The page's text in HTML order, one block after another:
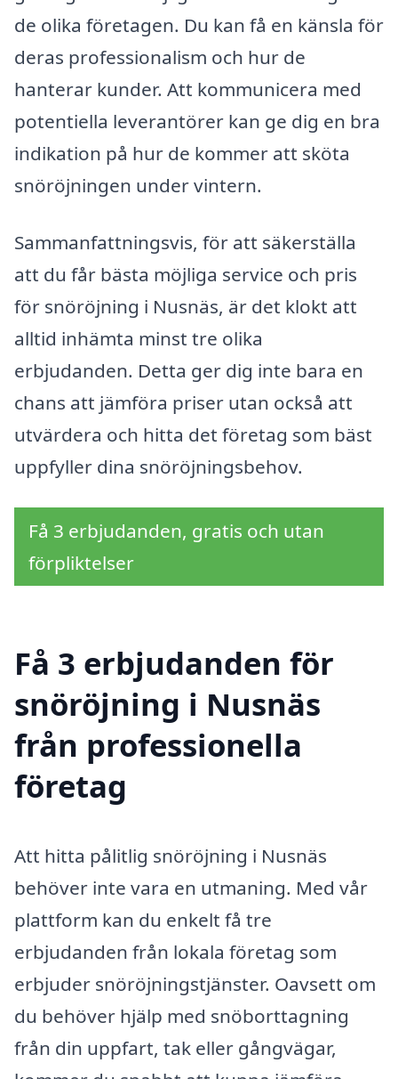
de olika företagen. Du kan få en känsla för
deras professionalism och hur de
hanterar kunder. Att kommunicera med
potentiella leverantörer kan ge dig en bra
indikation på hur de kommer att sköta
snöröjningen under vintern.
Sammanfattningsvis, för att säkerställa
att du får bästa möjliga service och pris
för snöröjning i Nusnäs, är det klokt att
alltid inhämta minst tre olika
erbjudanden. Detta ger dig inte bara en
chans att jämföra priser utan också att
utvärdera och hitta det företag som bäst
uppfyller dina snöröjningsbehov.
Få 3 erbjudanden, gratis och utan
förpliktelser
Få 3 erbjudanden för
snöröjning i Nusnäs
från professionella
företag
Att hitta pålitlig snöröjning i Nusnäs
behöver inte vara en utmaning. Med vår
plattform kan du enkelt få tre
erbjudanden från lokala företag som
erbjuder snöröjningstjänster. Oavsett om
du behöver hjälp med snöborttagning
från din uppfart, tak eller gångvägar,